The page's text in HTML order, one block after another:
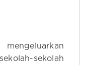
sekolah